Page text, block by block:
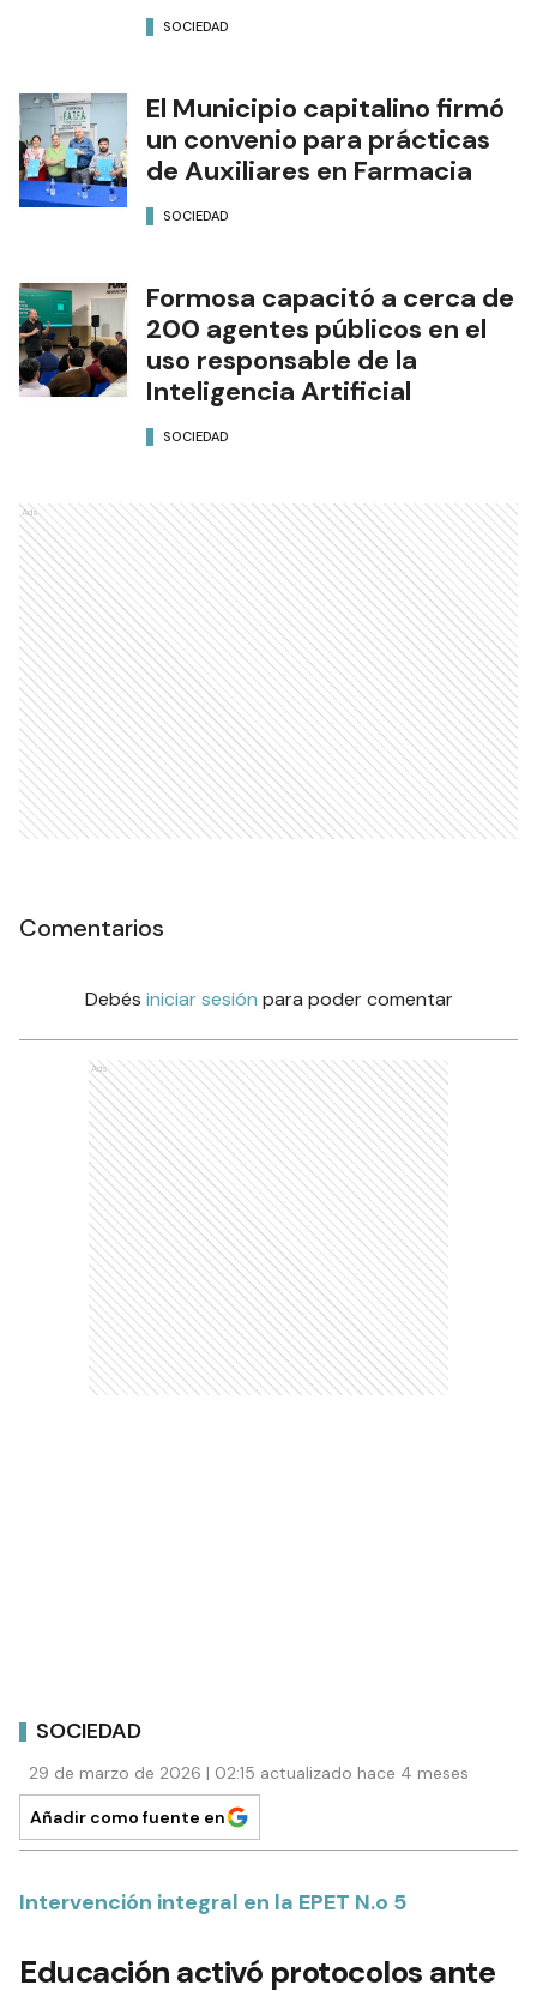
SOCIEDAD
El Municipio capitalino firmó
un convenio para prácticas
de Auxiliares en Farmacia
SOCIEDAD
Formosa capacitó a cerca de
200 agentes públicos en el
uso responsable de la
Inteligencia Artificial
SOCIEDAD
Ads
Comentarios
Debés iniciar sesión para poder comentar
Ads
SOCIEDAD
29 de marzo de 2026 | 02:15 actualizado hace 4 meses
Añadir como fuente en
Intervención integral en la EPET N.o 5
Educación activó protocolos ante